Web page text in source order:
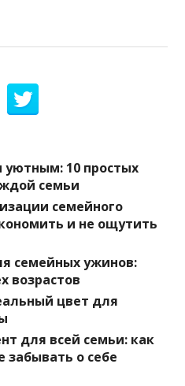
уютным: 10 простых
семьи
семейного
и не ощутить
семейных ужинов:
возрастов
цвет для
для всей семьи: как
забывать о себе